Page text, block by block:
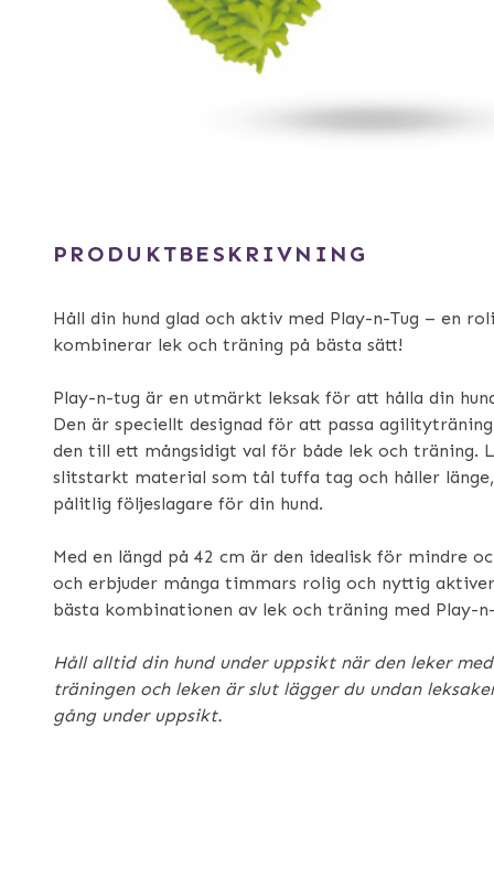
PRODUKTBESKRIVNING
Håll din hund glad och aktiv med Play-n-Tug – en
kombinerar lek och träning på bästa sätt!
Play-n-tug är en utmärkt leksak för att hålla din
Den är speciellt designad för att passa
den till ett mångsidigt val för både lek och träning.
slitstarkt material som tål tuffa tag och håller
pålitlig följeslagare för din hund.
Med en längd på 42 cm är den idealisk för mindre
och erbjuder många timmars rolig och nyttig
bästa kombinationen av lek och träning med Play-
Håll alltid din hund under uppsikt när den leker
träningen och leken är slut lägger du undan
gång under uppsikt.